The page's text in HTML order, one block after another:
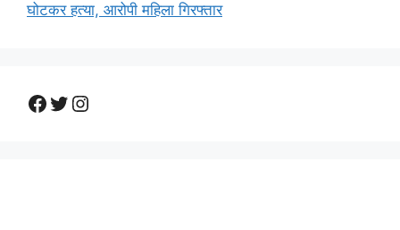
घोटकर हत्या, आरोपी महिला गिरफ्तार
Facebook
Twitter
Instagram